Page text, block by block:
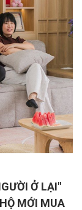
Ở LẠI"
MỚI MUA